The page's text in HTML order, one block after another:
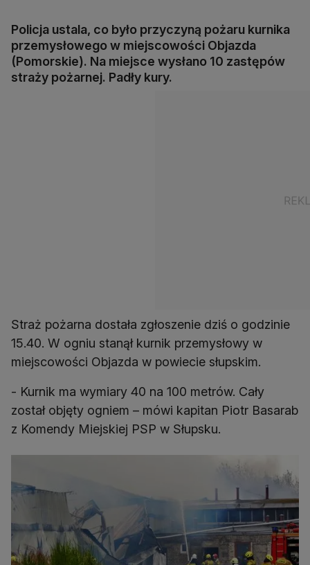
Policja ustala, co było przyczyną pożaru kurnika
przemysłowego w miejscowości Objazda
(Pomorskie). Na miejsce wysłano 10 zastępów
straży pożarnej. Padły kury.
Straż pożarna dostała zgłoszenie dziś o godzinie
15.40. W ogniu stanął kurnik przemysłowy w
- Kurnik ma wymiary 40 na 100 metrów. Cały
został objęty ogniem – mówi kapitan Piotr Basarab
z Komendy Miejskiej PSP w Słupsku.